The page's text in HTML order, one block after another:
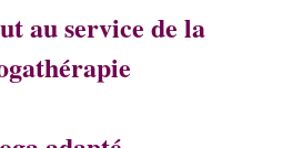
au service de la